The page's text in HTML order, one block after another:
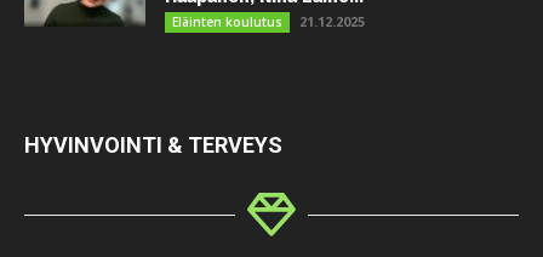
Eläinten koulutus 21.12.2025
HYVINVOINTI & TERVEYS